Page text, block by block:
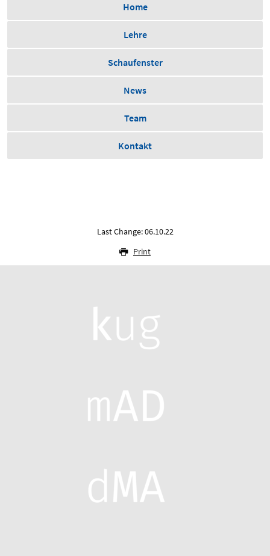
Home
Lehre
Schaufenster
News
Team
Kontakt
Last Change: 06.10.22
Print